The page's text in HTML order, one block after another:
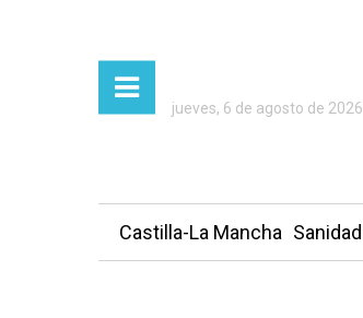
jueves, 6 de agosto de 2026
Castilla-La Mancha Sanidad